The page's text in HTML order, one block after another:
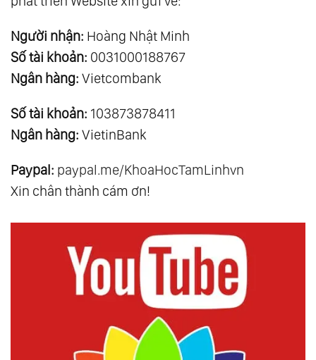
Người nhận: Hoàng Nhật Minh
Số tài khoản: 0031000188767
Ngân hàng: Vietcombank
Số tài khoản: 103873878411
Ngân hàng: VietinBank
Paypal: paypal.me/KhoaHocTamLinhvn
Xin chân thành cám ơn!